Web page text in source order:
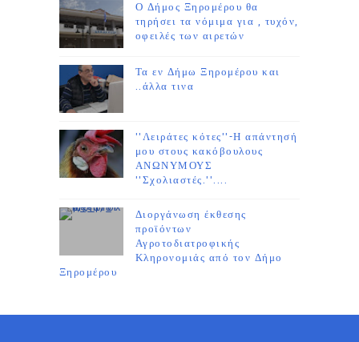
Ο Δήμος Ξηρομέρου θα
τηρήσει τα νόμιμα για , τυχόν,
οφειλές των αιρετών
Τα εν Δήμω Ξηρομέρου και
..άλλα τινα
''Λειράτες κότες''-Η απάντησή
μου στους κακόβουλους
ΑΝΩΝΥΜΟΥΣ
''Σχολιαστές.''....
Διοργάνωση έκθεσης
προϊόντων
Αγροτοδιατροφικής
Κληρονομιάς από τον Δήμο
Ξηρομέρου